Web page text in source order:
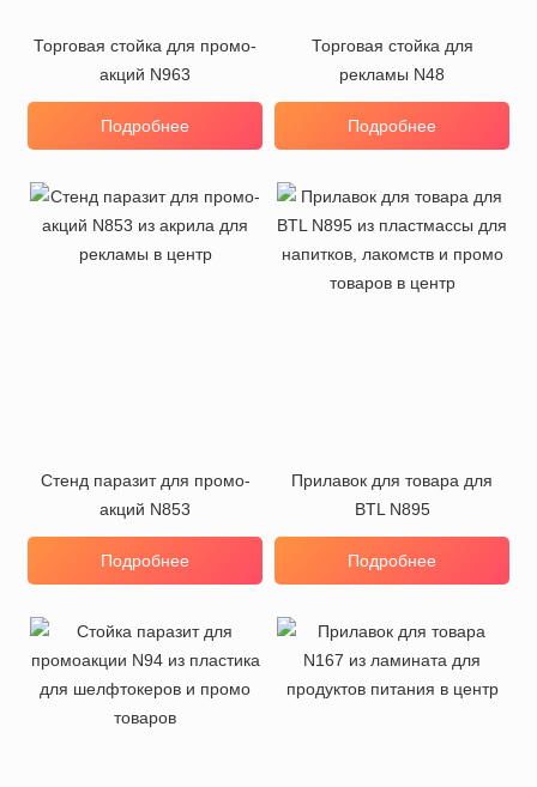
Торговая стойка для промо-
акций N963
Подробнее
Торговая стойка для
рекламы N48
Подробнее
Стенд паразит для промо-
акций N853
Подробнее
Прилавок для товара для
BTL N895
Подробнее